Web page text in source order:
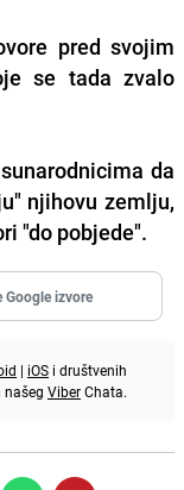
pred svojim
se tada zvalo
da
njihovu zemlju,
"do pobjede".
Google izvore
| iOS i društvenih
našeg ViberChata.